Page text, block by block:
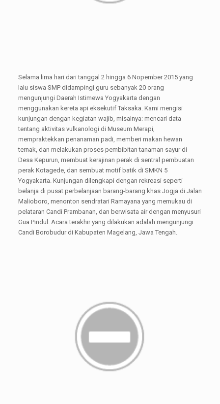
Selama lima hari dari tanggal 2 hingga 6 Nopember 2015 yang
lalu siswa SMP didampingi guru sebanyak 20 orang
mengunjungi Daerah Istimewa Yogyakarta dengan
menggunakan kereta api eksekutif Taksaka. Kami mengisi
kunjungan dengan kegiatan wajib, misalnya: mencari data
tentang aktivitas vulkanologi di Museum Merapi,
mempraktekkan penanaman padi, memberi makan hewan
ternak, dan melakukan proses pembibitan tanaman sayur di
Desa Kepurun, membuat kerajinan perak di sentral pembuatan
perak Kotagede, dan sembuat motif batik di SMKN 5
Yogyakarta. Kunjungan dilengkapi dengan rekreasi seperti
belanja di pusat perbelanjaan barang-barang khas Jogja di Jalan
Malioboro, menonton sendratari Ramayana yang memukau di
pelataran Candi Prambanan, dan berwisata air dengan menyusuri
Gua Pindul. Acara terakhir yang dilakukan adalah mengunjungi
Candi Borobudur di Kabupaten Magelang, Jawa Tengah.